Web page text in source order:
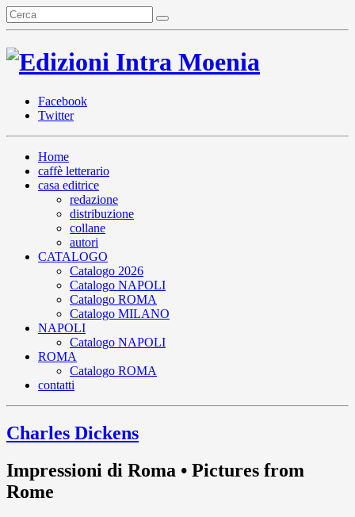
Facebook
Twitter
Home
caffè letterario
casa editrice
redazione
distribuzione
collane
autori
CATALOGO
Catalogo 2026
Catalogo NAPOLI
Catalogo ROMA
Catalogo MILANO
NAPOLI
Catalogo NAPOLI
ROMA
Catalogo ROMA
contatti
Charles Dickens
Impressioni di Roma • Pictures from
Rome